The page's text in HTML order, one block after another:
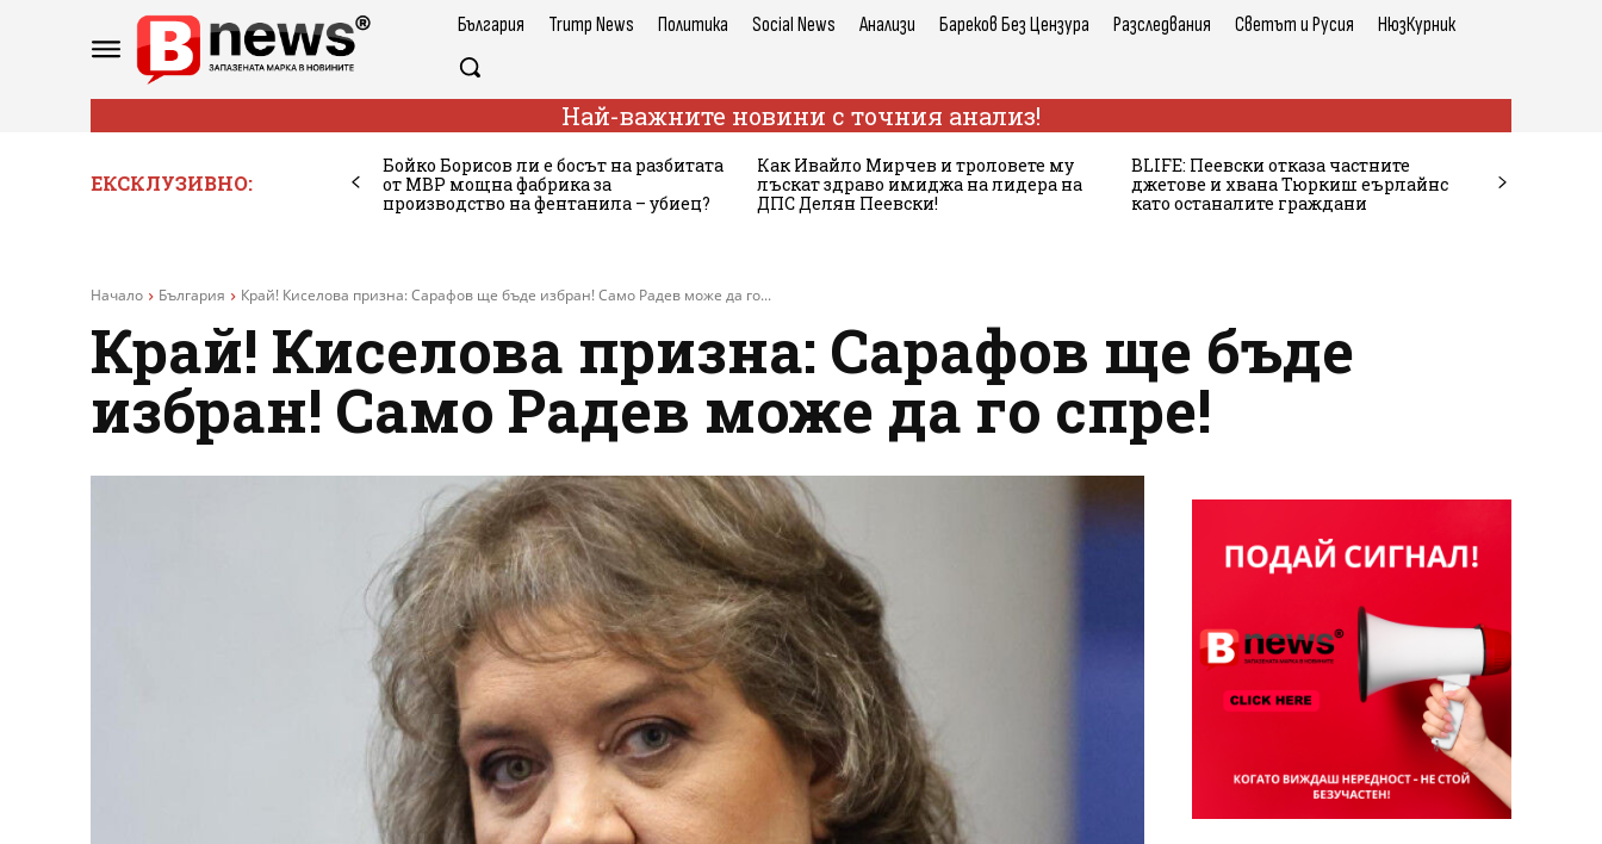
България Trump News Политика Social News Анализи Бареков Без Цензура Разследвания Светът и Русия НюзКурник
Най-важните новини с точния анализ!
ЕКСКЛУЗИВНО:
Бойко Борисов ли е босът на разбитата
от МВР мощна фабрика за
производство на фентанила – убиец?
Как Ивайло Мирчев и троловете му
лъскат здраво имиджа на лидера на
ДПС Делян Пеевски!
BLIFE: Пеевски отказа частните
джетове и хвана Тюркиш еърлайнс
като останалите граждани
Начало България Край! Киселова призна: Сарафов ще бъде избран! Само Радев може да го...
Край! Киселова призна: Сарафов ще бъде
избран! Само Радев може да го спре!